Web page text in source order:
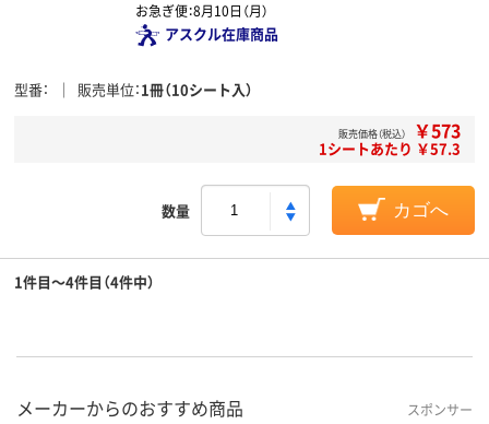
お急ぎ便：8月10日（月）
アスクル在庫商品
型番 販売単位 1冊（10シート入）
販売価格（税込） ￥573
1シートあたり ￥57.3
数量 カゴへ
1件目～4件目（4件中）
メーカーからのおすすめ商品 スポンサー